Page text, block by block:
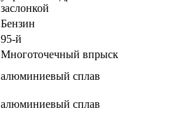
заслонкой
Бензин
95-й
Многоточечный впрыск
алюминиевый сплав
алюминиевый сплав